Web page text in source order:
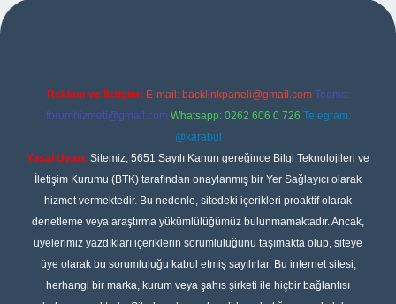
Reklam ve İletişim: E-mail: backlinkpaneli@gmail.com Teams:
forumhizmeti@gmail.com Whatsapp: 0262 606 0 726 Telegram:
@karabul
Yasal Uyarı: Sitemiz, 5651 Sayılı Kanun gereğince Bilgi Teknolojileri ve
İletişim Kurumu (BTK) tarafından onaylanmış bir Yer Sağlayıcı olarak
hizmet vermektedir. Bu nedenle, sitedeki içerikleri proaktif olarak
denetleme veya araştırma yükümlülüğümüz bulunmamaktadır. Ancak,
üyelerimiz yazdıkları içeriklerin sorumluluğunu taşımakta olup, siteye
üye olarak bu sorumluluğu kabul etmiş sayılırlar. Bu internet sitesi,
herhangi bir marka, kurum veya şahıs şirketi ile hiçbir bağlantısı